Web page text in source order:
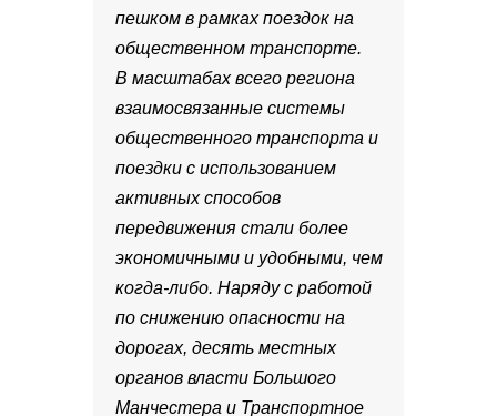
пешком в рамках поездок на
общественном транспорте.
В масштабах всего региона
взаимосвязанные системы
общественного транспорта и
поездки с использованием
активных способов
передвижения стали более
экономичными и удобными, чем
когда-либо. Наряду с работой
по снижению опасности на
дорогах, десять местных
органов власти Большого
Манчестера и Транспортное